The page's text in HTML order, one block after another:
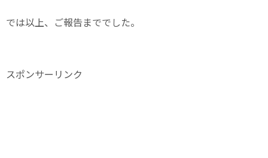
では以上、ご報告まででした。
スポンサーリンク